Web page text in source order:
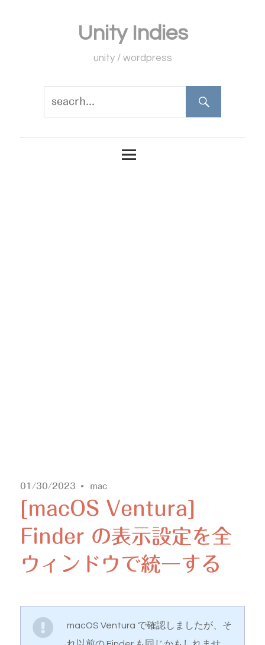
Unity Indies
unity / wordpress
01/30/2023 mac
[macOS Ventura]
Finder の表示設定を全
ウィンドウで統一する
macOS Ventura で確認しましたが、そ